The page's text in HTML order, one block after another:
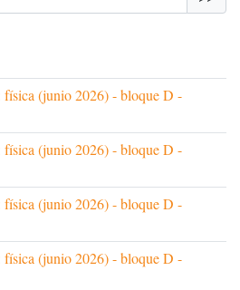
(junio 2026) - bloque D -
(junio 2026) - bloque D -
(junio 2026) - bloque D -
(junio 2026) - bloque D -